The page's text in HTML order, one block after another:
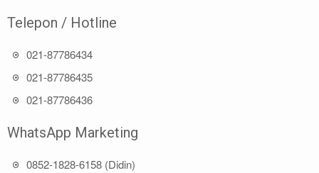
Telepon / Hotline
021-87786434
021-87786435
021-87786436
WhatsApp Marketing
0852-1828-6158 (Didin)